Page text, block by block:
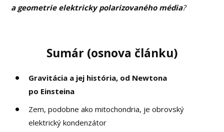
a geometrie elektricky polarizovaného média?
Sumár (osnova článku)
Gravitácia a jej história, od Newtona
po Einsteina
Zem, podobne ako mitochondria, je obrovský
elektrický kondenzátor